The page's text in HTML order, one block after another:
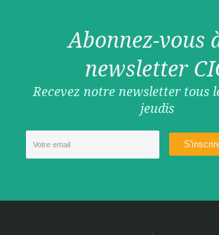
Abonnez-vous
newsletter
Recevez notre newsletter tous
jeudis